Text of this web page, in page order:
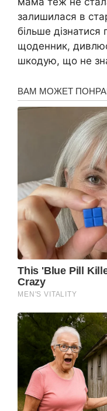
залишилася в
більше
щоденник,
шкодую, що не